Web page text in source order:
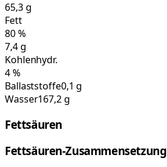
65,3g
Fett
80%
7,4g
Kohlenhydr.
4%
Ballaststoffe0,1 g
Wasser167,2 g
Fettsäuren
Fettsäuren-Zusammensetzung